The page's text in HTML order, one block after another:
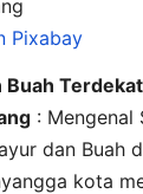
Pixabay
Buah
: Mengenal
dan Buah
kota